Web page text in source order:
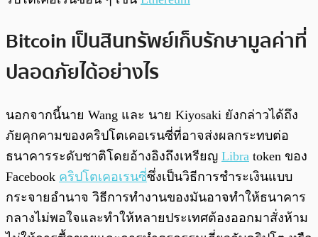
Bitcoin เป็นสินทรัพย์เก็บรักษามูลค่าที่
ปลอดภัยได้อย่างไร
นอกจากนี้นาย Wang และ นาย Kiyosaki ยังกล่าวได้ถึง
ภัยคุกคามของคริปโตเคอเรนซี่ที่อาจส่งผลกระทบต่อ
ธนาคารระดับชาติโดยอ้างอิงถึงเหรียญ Libra token ของ
Facebook คริปโตเคอเรนซี่ซึ่งเป็นวิธีการชำระเงินแบบ
กระจายอำนาจ วิธีการทำงานของมันอาจทำให้ธนาคาร
กลางไม่พอใจและทำให้หลายประเทศต้องออกมาสั่งห้าม